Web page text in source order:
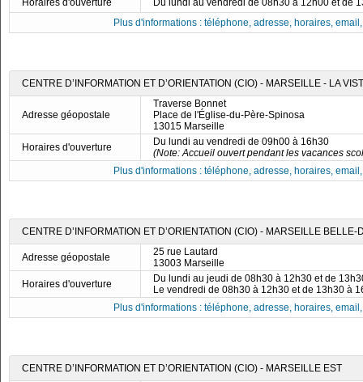
Horaires d'ouverture
Du lundi au vendredi de 08h30 à 12h00 et de
Plus d'informations : téléphone, adresse, horaires,
CENTRE D’INFORMATION ET D’ORIENTATION (CIO) - MARSEILLE - LA
Adresse géopostale
Traverse Bonnet
Place de l'Église-du-Père-Spinosa
13015 Marseille
Horaires d'ouverture
Du lundi au vendredi de 09h00 à 16h30
(Note: Accueil ouvert pendant les vacances
Plus d'informations : téléphone, adresse, horaires,
CENTRE D’INFORMATION ET D’ORIENTATION (CIO) - MARSEILLE BELLE-
Adresse géopostale
25 rue Lautard
13003 Marseille
Horaires d'ouverture
Du lundi au jeudi de 08h30 à 12h30 et de
Le vendredi de 08h30 à 12h30 et de 13h30 à
Plus d'informations : téléphone, adresse, horaires,
CENTRE D’INFORMATION ET D’ORIENTATION (CIO) - MARSEILLE EST